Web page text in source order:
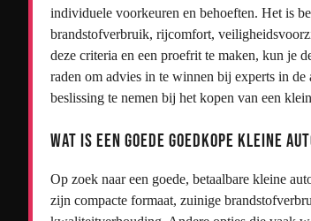
individuele voorkeuren en behoeften. Het is
brandstofverbruik, rijcomfort,
deze criteria en een proefrit te maken, kun je
raden om advies in te winnen bij experts in
beslissing te nemen bij het kopen van een
Wat is een goede goedkope kleine
Op zoek naar een goede, betaalbare kleine
zijn compacte formaat, zuinige